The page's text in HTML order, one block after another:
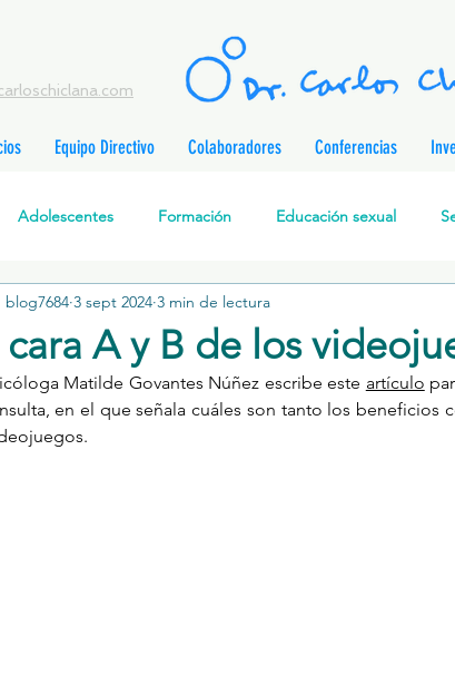
Equipo Directivo Colaboradores Conferencias
Adolescentes Formación Educación sexual
Psicoterapia Cognitivo-Analítica
Jóvenes Desarrollo personal
cara A y B de los
blog7684 3 sept 2024 3 min de lectura
Matilde Govantes Núñez escribe este artículo
en el que señala cuáles son tanto los